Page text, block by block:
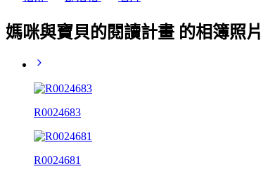
媽咪與寶貝的閱讀計畫 的相簿照片
R0024683
R0024681